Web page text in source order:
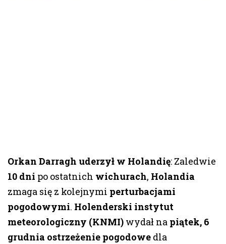
Orkan Darragh uderzył w Holandię: Zaledwie
10 dni po ostatnich wichurach, Holandia
zmaga się z kolejnymi perturbacjami
pogodowymi. Holenderski instytut
meteorologiczny (KNMI) wydał na piątek, 6
grudnia ostrzeżenie pogodowe dla